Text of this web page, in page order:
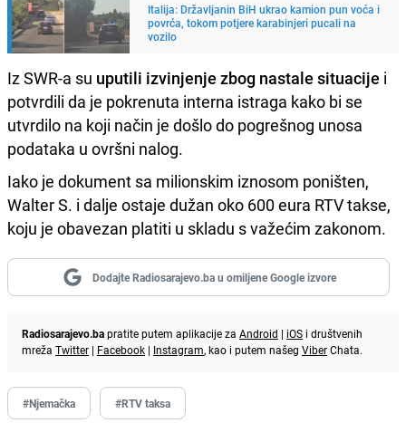
Italija: Državljanin BiH ukrao kamion pun voća i
povrća, tokom potjere karabinjeri pucali na
vozilo
Iz SWR-a su uputili izvinjenje zbog nastale situacije i
potvrdili da je pokrenuta interna istraga kako bi se
utvrdilo na koji način je došlo do pogrešnog unosa
podataka u ovršni nalog.
Iako je dokument sa milionskim iznosom poništen,
Walter S. i dalje ostaje dužan oko 600 eura RTV takse,
koju je obavezan platiti u skladu s važećim zakonom.
Dodajte Radiosarajevo.ba u omiljene Google izvore
Radiosarajevo.bapratite putem aplikacije za Android | iOS i društvenih
mreža Twitter | Facebook | Instagram, kao i putem našeg ViberChata.
#Njemačka #RTV taksa